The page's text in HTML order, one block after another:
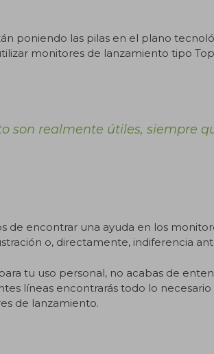
poniendo las pilas en el plano
monitores de lanzamiento tipo
son realmente útiles, siempre
de encontrar una ayuda en los
o, directamente, indiferencia
tu uso personal, no acabas de
líneas encontrarás todo lo
de lanzamiento.